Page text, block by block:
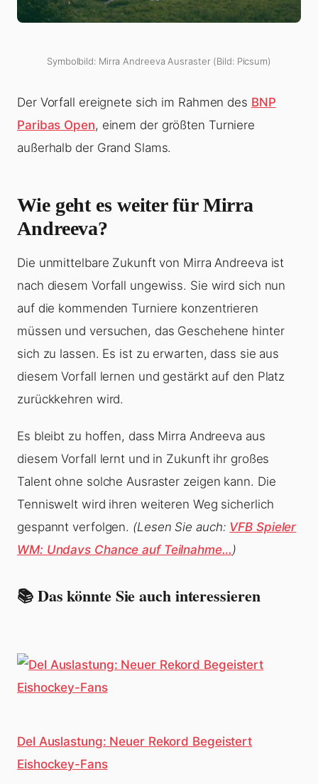
Symbolbild: Mirra Andreeva Ausraster (Bild: Picsum)
Der Vorfall ereignete sich im Rahmen des BNP
Paribas Open, einem der größten Turniere
außerhalb der Grand Slams.
Wie geht es weiter für Mirra
Andreeva?
Die unmittelbare Zukunft von Mirra Andreeva ist
nach diesem Vorfall ungewiss. Sie wird sich nun
auf die kommenden Turniere konzentrieren
müssen und versuchen, das Geschehene hinter
sich zu lassen. Es ist zu erwarten, dass sie aus
diesem Vorfall lernen und gestärkt auf den Platz
zurückkehren wird.
Es bleibt zu hoffen, dass Mirra Andreeva aus
diesem Vorfall lernt und in Zukunft ihr großes
Talent ohne solche Ausraster zeigen kann. Die
Tenniswelt wird ihren weiteren Weg sicherlich
gespannt verfolgen. (Lesen Sie auch: VFB Spieler
WM: Undavs Chance auf Teilnahme…)
📚 Das könnte Sie auch interessieren
Del Auslastung: Neuer Rekord Begeistert
Eishockey-Fans